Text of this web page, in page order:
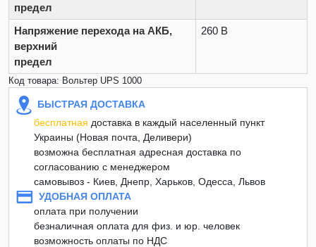
предел
Напряжение перехода на АКБ,
верхний
предел
260 В
Код товара: Вольтер UPS 1000
БЫСТРАЯ ДОСТАВКА
бесплатная доставка в каждый населенный пункт
Украины (Новая почта, Деливери)
возможна бесплатная адресная доставка по
согласованию с менеджером
самовывоз - Киев, Днепр, Харьков, Одесса, Львов
УДОБНАЯ ОПЛАТА
оплата при получении
безналичная оплата для физ. и юр. человек
возможность оплаты по НДС